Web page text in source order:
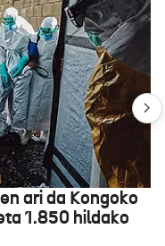
ari da Kongoko
1.850 hildako